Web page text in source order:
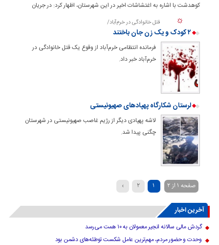
کوهدشت با اشاره به اغتشاشات اخیر در این شهرستان، اظهار کرد: در جریان
قتل خانوادگی در خرم‌آباد/
۲ کودک و یک زن جان باختند
فرمانده انتظامی خرم‌آباد از وقوع یک قتل خانوادگی در
خرم‌آباد خبر داد.
لرستان شکارگاه پهپادهای صهیونیستی
لاشه پهپادی دیگر از رژیم غاصب صهیونیستی در شهرستان
چگنی پیدا شد.
صفحه ۱ از ۲ ۱ ۲ ›
آخرین اخبار
گردش مالی سالانه انجیر معمولان به ۱۰ همت می‌رسد
وحدت و حضور مردم، مهم‌ترین عامل شکست توطئه‌های دشمن بود